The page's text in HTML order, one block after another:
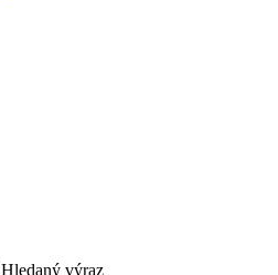
Hledaný výraz